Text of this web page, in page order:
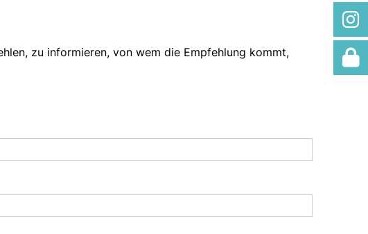
zu informieren, von wem die Empfehlung kommt,